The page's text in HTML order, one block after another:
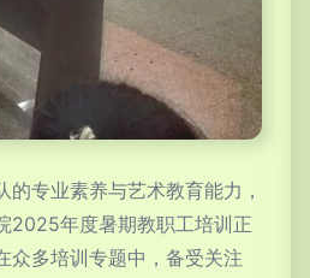
的专业素养与艺术教育能力，
2025年度暑期教职工培训正
众多培训专题中，备受关注